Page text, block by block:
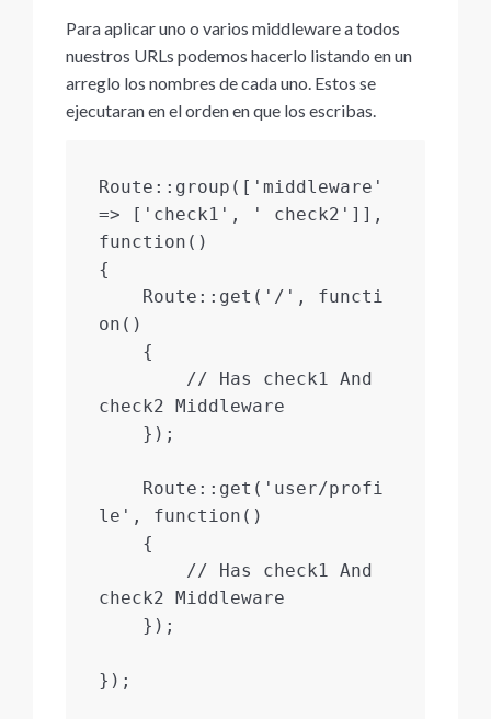
Para aplicar uno o varios middleware a todos
nuestros URLs podemos hacerlo listando en un
arreglo los nombres de cada uno. Estos se
ejecutaran en el orden en que los escribas.
Route::group(['middleware'
=> ['check1', ' check2']],
function()
{
on()
check2 Middleware
le', function()
check2 Middleware